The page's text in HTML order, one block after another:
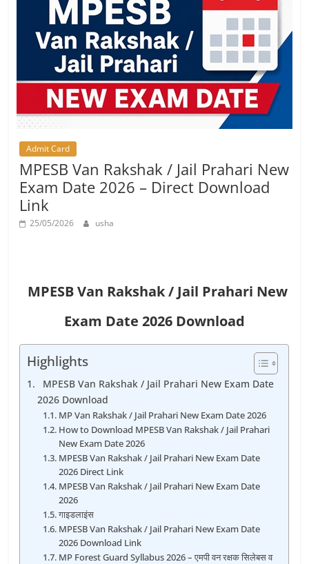
Vacancy
Admit Card
MPESB Van Rakshak / Jail Prahari New
Exam Date 2026 – Direct Download
Link
25/05/2026 usha
MPESB Van Rakshak / Jail Prahari New
Exam Date 2026 Download
Highlights
MPESB Van Rakshak / Jail Prahari New Exam Date
2026 Download
MP Van Rakshak / Jail Prahari New Exam Date 2026
How to Download MPESB Van Rakshak / Jail Prahari
New Exam Date 2026
MPESB Van Rakshak / Jail Prahari New Exam Date
2026 Direct Link
MPESB Van Rakshak / Jail Prahari New Exam Date
2026
गाइडलाइंस
MPESB Van Rakshak / Jail Prahari New Exam Date
2026 Download Link
MP Forest Guard Syllabus 2026 – एमपी वन रक्षक सिलेबस व